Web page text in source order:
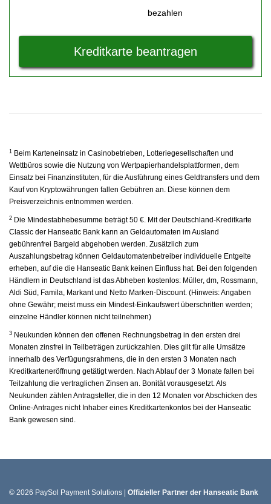
bezahlen
Kreditkarte beantragen
1
Beim Karteneinsatz in Casinobetrieben, Lotteriegesellschaften und
Wettbüros sowie die Nutzung von Wertpapierhandelsplattformen, dem
Einsatz bei Finanzinstituten, für die Ausführung eines Geldtransfers und dem
Kauf von Kryptowährungen fallen Gebühren an. Diese können dem
Preisverzeichnis entnommen werden.
2 Die Mindestabhebesumme beträgt 50 €. Mit der Deutschland-Kreditkarte
Classic der Hanseatic Bank kann an Geldautomaten im Ausland
gebührenfrei Bargeld abgehoben werden. Zusätzlich zum
Auszahlungsbetrag können Geldautomatenbetreiber individuelle Entgelte
erheben, auf die die Hanseatic Bank keinen Einfluss hat. Bei den folgenden
Händlern in Deutschland ist das Abheben kostenlos: Müller, dm, Rossmann,
Aldi Süd, Famila, Markant und Netto Marken-Discount. (Hinweis: Angaben
ohne Gewähr; meist muss ein Mindest-Einkaufswert überschritten werden;
einzelne Händler können nicht teilnehmen)
3 Neukunden können den offenen Rechnungsbetrag in den ersten drei
Monaten zinsfrei in Teilbeträgen zurückzahlen. Dies gilt für alle Umsätze
innerhalb des Verfügungsrahmens, die in den ersten 3 Monaten nach
Kreditkarteneröffnung getätigt werden. Nach Ablauf der 3 Monate fallen bei
Teilzahlung die vertraglichen Zinsen an. Bonität vorausgesetzt. Als
Neukunden zählen Antragsteller, die in den 12 Monaten vor Abschicken des
Online-Antrages nicht Inhaber eines Kreditkartenkontos bei der Hanseatic
Bank gewesen sind.
© 2026 PaySol Payment Solutions | Offizieller Partner der Hanseatic Bank